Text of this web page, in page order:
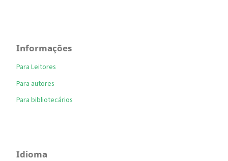
Informações
Para Leitores
Para autores
Para bibliotecários
Idioma